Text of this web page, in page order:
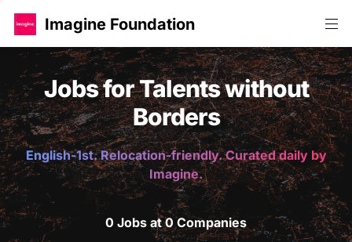
Imagine Foundation
Jobs for Talents without
Borders
English-1st. Relocation-friendly. Curated daily by
Imagine.
0 Jobs at 0 Companies